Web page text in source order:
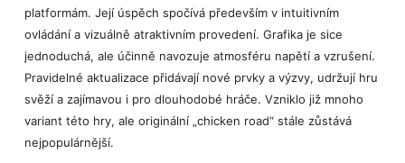
platformám. Její úspěch spočívá především v intuitivním
ovládání a vizuálně atraktivním provedení. Grafika je sice
jednoduchá, ale účinně navozuje atmosféru napětí a vzrušení.
Pravidelné aktualizace přidávají nové prvky a výzvy, udržují hru
svěží a zajímavou i pro dlouhodobé hráče. Vzniklo již mnoho
variant této hry, ale originální „chicken road“ stále zůstává
nejpopulárnější.